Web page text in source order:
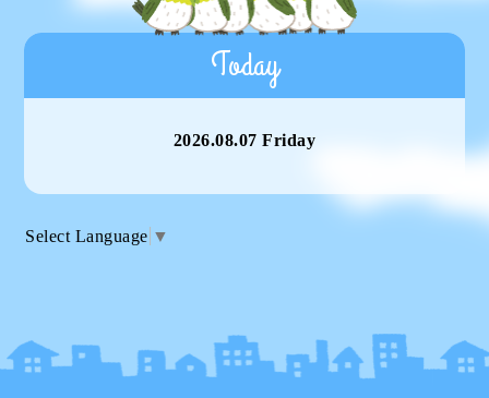
Today
2026.08.07 Friday
Select Language ▼